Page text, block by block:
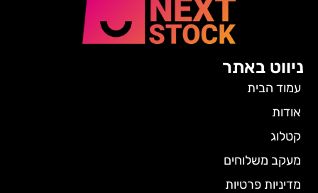
ניווט באתר
עמוד הבית
אודות
קטלוג
מעקב משלוחים
מדיניות פרטיות